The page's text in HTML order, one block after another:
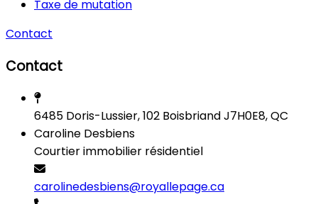
Taxe de mutation
Contact
Contact
6485 Doris-Lussier, 102 Boisbriand J7H0E8, QC
Caroline Desbiens
Courtier immobilier résidentiel
carolinedesbiens@royallepage.ca